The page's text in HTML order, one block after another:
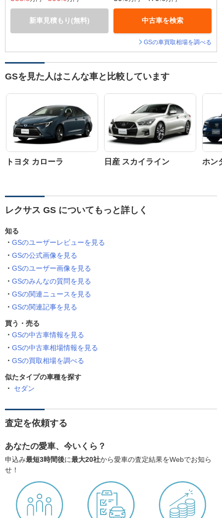
新車見積もり(無料) 中古車を検索
GSの車買取相場を調べる
GSを見た人はこんな車と比較しています
トヨタ カローラ 日産 スカイライン ホン
レクサス GS についてもっと詳しく
知る
GSのユーザーレビューを見る
GSの公式画像を見る
GSのユーザー画像を見る
GSのみんなの質問を見る
GSの関連ニュースを見る
GSの関連記事を見る
買う・売る
GSの中古車情報を見る
GSの中古車相場情報を見る
GSの買取相場を調べる
似たタイプの車種を探す
セダン
査定を依頼する
あなたの愛車、今いくら？
申込み最短3時間後に最大20社から愛車の査定結果をWebでお知ら
せ！